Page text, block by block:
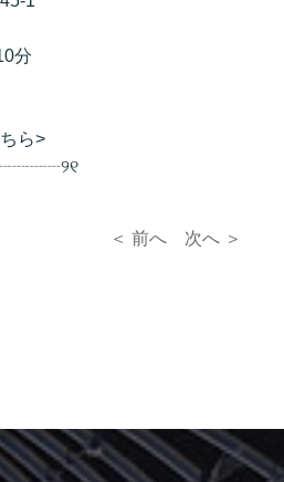
分
ら>
＜ 前へ 次へ ＞